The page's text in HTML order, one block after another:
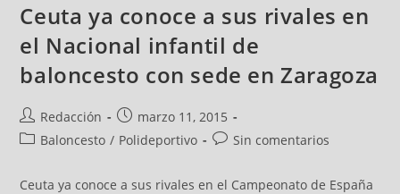
Ceuta ya conoce a sus rivales en
el Nacional infantil de
baloncesto con sede en Zaragoza
Redacción
marzo 11, 2015
Baloncesto / Polideportivo Sin comentarios
Ceuta ya conoce a sus rivales en el Campeonato de España